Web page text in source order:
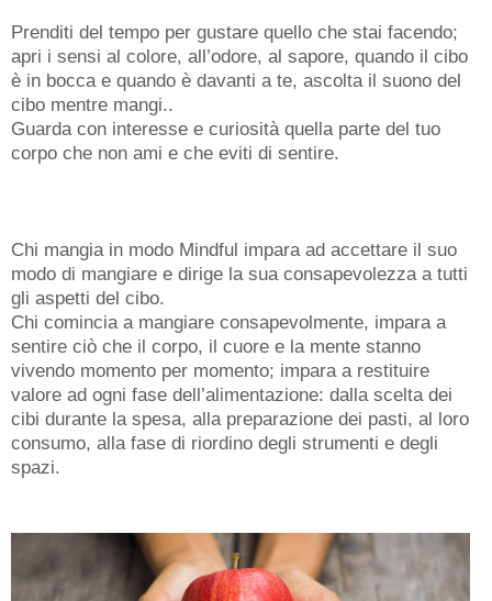
Prenditi del tempo per gustare quello che stai facendo;
apri i sensi al colore, all’odore, al sapore, quando il cibo
è in bocca e quando è davanti a te, ascolta il suono del
cibo mentre mangi..
​Guarda con interesse e curiosità quella parte del tuo
corpo che non ami e che eviti di sentire.
Chi mangia in modo Mindful impara ad accettare il suo
modo di mangiare e dirige la sua consapevolezza a tutti
gli aspetti del cibo.
​Chi comincia a mangiare consapevolmente, impara a
sentire ciò che il corpo, il cuore e la mente stanno
vivendo momento per momento; impara a restituire
valore ad ogni fase dell’alimentazione: dalla scelta dei
cibi durante la spesa, alla preparazione dei pasti, al loro
consumo, alla fase di riordino degli strumenti e degli
spazi.